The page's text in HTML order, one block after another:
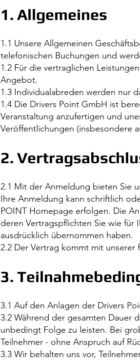
1. Allgemeines
1.1 Unsere Allgemeinen
telefonischen Buchungen und
1.2 Für die vertraglichen
Angebot.
1.3 Individualabreden werden nur
1.4 Die Drivers Point GmbH ist
Veranstaltung anzufertigen und
Veröffentlichungen (insbesondere
2.
2.1 Mit der Anmeldung bieten Sie
Ihre Anmeldung kann schriftlich
POINT Homepage erfolgen. Die
deren Vertragspflichten Sie wie für
ausdrücklich übernommen haben.
2.2 Der Vertrag kommt mit unserer
3.
3.1 Auf den Anlagen der Drivers
3.2 Während der gesamten Dauer
unbedingt Folge zu leisten. Bei
Teilnehmer - ohne Anspruch auf
3.3 Wir behalten uns vor,